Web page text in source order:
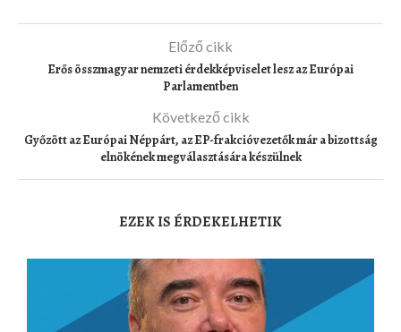
Előző cikk
Erős összmagyar nemzeti érdekképviselet lesz az Európai
Parlamentben
Következő cikk
Győzött az Európai Néppárt, az EP-frakcióvezetők már a bizottság
elnökének megválasztására készülnek
EZEK IS ÉRDEKELHETIK